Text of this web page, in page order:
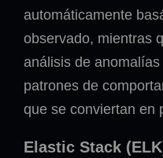
automáticamente
observado, mientras
análisis de
patrones de
que se conviertan en
Elastic Stack